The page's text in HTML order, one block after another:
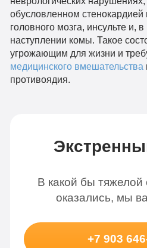
обусловленном стенокардией
головного мозга, инсульте и,
наступлении комы. Такое
угрожающим для жизни и
медицинского вмешательства
противоядия.
В какой бы тяжелой
оказались, мы
+7 903